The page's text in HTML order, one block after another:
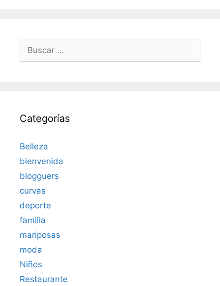
Categorías
Belleza
bienvenida
blogguers
curvas
deporte
familia
mariposas
moda
Niños
Restaurante